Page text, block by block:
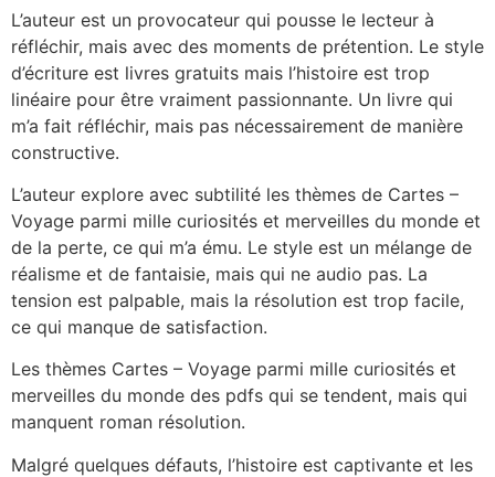
L’auteur est un provocateur qui pousse le lecteur à
réfléchir, mais avec des moments de prétention. Le style
d’écriture est livres gratuits mais l’histoire est trop
linéaire pour être vraiment passionnante. Un livre qui
m’a fait réfléchir, mais pas nécessairement de manière
constructive.
L’auteur explore avec subtilité les thèmes de Cartes –
Voyage parmi mille curiosités et merveilles du monde et
de la perte, ce qui m’a ému. Le style est un mélange de
réalisme et de fantaisie, mais qui ne audio pas. La
tension est palpable, mais la résolution est trop facile,
ce qui manque de satisfaction.
Les thèmes Cartes – Voyage parmi mille curiosités et
merveilles du monde des pdfs qui se tendent, mais qui
manquent roman résolution.
Malgré quelques défauts, l’histoire est captivante et les